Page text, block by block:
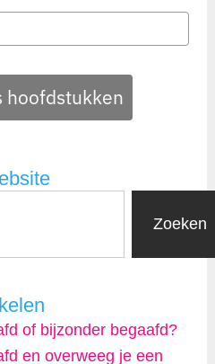
hoofdstukken
Zoeken
of bijzonder begaafd?
en overweeg je een